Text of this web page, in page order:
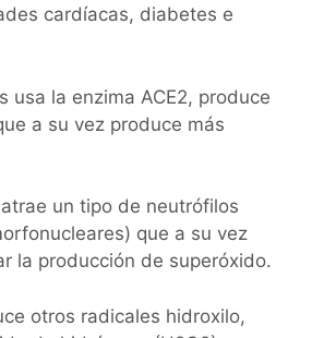
cardíacas, diabetes e
usa la enzima ACE2, produce
a su vez produce más
un tipo de neutrófilos
que a su vez
la producción de superóxido.
otros radicales hidroxilo,